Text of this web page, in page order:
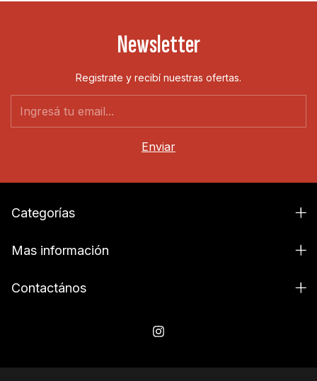
Newsletter
Registrate y recibí nuestras ofertas.
Categorías
Mas información
Contactános